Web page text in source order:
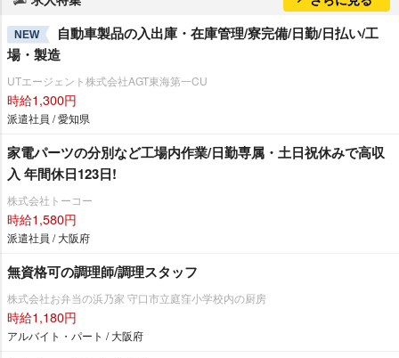
NEW
自動車製品の入出庫・在庫管理/寮完備/日勤/日払い/工
場・製造
UTエージェント株式会社AGT東海第一CU
時給1,300円
派遣社員 / 愛知県
家電パーツの分別など工場内作業/日勤専属・土日祝休みで高収
入 年間休日123日!
株式会社トーコー
時給1,580円
派遣社員 / 大阪府
無資格可の調理師/調理スタッフ
株式会社お弁当の浜乃家 守口市立庭窪小学校内の厨房
時給1,180円
アルバイト・パート / 大阪府